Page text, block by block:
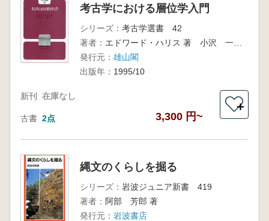
考古学における層位学入門
シリーズ： 考古学選書 42
著者：
エドワード・ハリス 著 小沢 一雅 訳
発行元： 雄山閣
出版年： 1995/10
新刊 在庫なし
古書 2点 3,300 円~
＋
縄文のくらしを掘る
シリーズ： 岩波ジュニア新書 419
著者： 阿部 芳郎 著
発行元： 岩波書店